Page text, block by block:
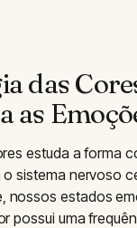
das
as
estuda a forma
sistema nervoso
nossos estados
possui uma